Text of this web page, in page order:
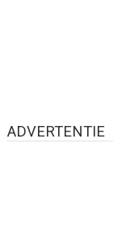
ADVERTENTIE